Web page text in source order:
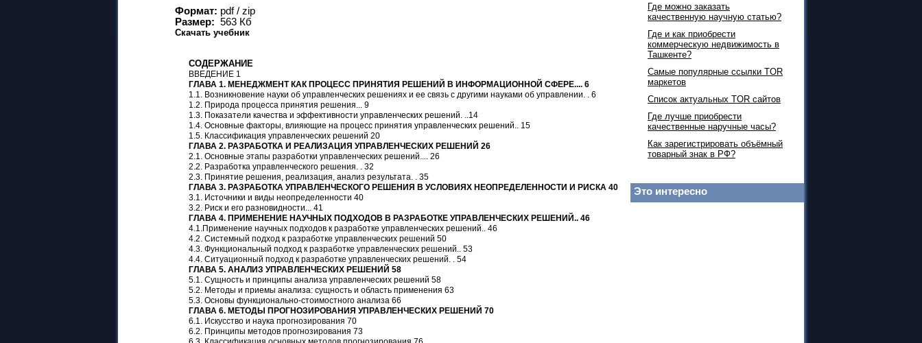
Формат: pdf / zip
Размер: 563 Кб
Скачать учебник
СОДЕРЖАНИЕ
ВВЕДЕНИЕ 1
ГЛАВА 1. МЕНЕДЖМЕНТ КАК ПРОЦЕСС ПРИНЯТИЯ РЕШЕНИЙ В ИНФОРМАЦИОННОЙ СФЕРЕ.... 6
1.1. Возникновение науки об управленческих решениях и ее связь с другими науками об управлении. . 6
1.2. Природа процесса принятия решения... 9
1.3. Показатели качества и эффективности управленческих решений. ..14
1.4. Основные факторы, влияющие на процесс принятия управленческих решений.. 15
1.5. Классификация управленческих решений 20
ГЛАВА 2. РАЗРАБОТКА И РЕАЛИЗАЦИЯ УПРАВЛЕНЧЕСКИХ РЕШЕНИЙ 26
2.1. Основные этапы разработки управленческих решений.... 26
2.2. Разработка управленческого решения. . 32
2.3. Принятие решения, реализация, анализ результата. . 35
ГЛАВА 3. РАЗРАБОТКА УПРАВЛЕНЧЕСКОГО РЕШЕНИЯ В УСЛОВИЯХ НЕОПРЕДЕЛЕННОСТИ И РИСКА 40
3.1. Источники и виды неопределенности 40
3.2. Риск и его разновидности... 41
ГЛАВА 4. ПРИМЕНЕНИЕ НАУЧНЫХ ПОДХОДОВ В РАЗРАБОТКЕ УПРАВЛЕНЧЕСКИХ РЕШЕНИЙ.. 46
4.1.Применение научных подходов к разработке управленческих решений.. 46
4.2. Системный подход к разработке управленческих решений 50
4.3. Функциональный подход к разработке управленческих решений.. 53
4.4. Ситуационный подход к разработке управленческих решений. . 54
ГЛАВА 5. АНАЛИЗ УПРАВЛЕНЧЕСКИХ РЕШЕНИЙ 58
5.1. Сущность и принципы анализа управленческих решений 58
5.2. Методы и приемы анализа: сущность и область применения 63
5.3. Основы функционально-стоимостного анализа 66
ГЛАВА 6. МЕТОДЫ ПРОГНОЗИРОВАНИЯ УПРАВЛЕНЧЕСКИХ РЕШЕНИЙ 70
6.1. Искусство и наука прогнозирования 70
6.2. Принципы методов прогнозирования 73
Где можно заказать
качественную научную статью?
Где и как приобрести
коммерческую недвижимость в
Ташкенте?
Самые популярные ссылки TOR
маркетов
Список актуальных TOR сайтов
Где лучше приобрести
качественные наручные часы?
Как зарегистрировать объёмный
товарный знак в РФ?
Это интересно